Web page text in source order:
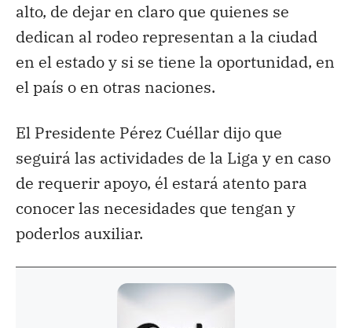
alto, de dejar en claro que quienes se
dedican al rodeo representan a la ciudad
en el estado y si se tiene la oportunidad, en
el país o en otras naciones.
El Presidente Pérez Cuéllar dijo que
seguirá las actividades de la Liga y en caso
de requerir apoyo, él estará atento para
conocer las necesidades que tengan y
poderlos auxiliar.